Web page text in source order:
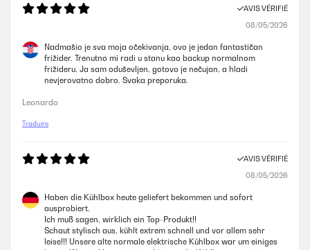
AVIS VÉRIFIÉ
08/05/2026
Nadmašio je sva moja očekivanja, ovo je jedan fantastičan
frižider. Trenutno mi radi u stanu kao backup normalnom
frižideru. Ja sam oduševljen, gotovo je nečujan, a hladi
nevjerovatno dobro. Svaka preporuka.
Leonardo
Traduire
AVIS VÉRIFIÉ
08/05/2026
Haben die Kühlbox heute geliefert bekommen und sofort
ausprobiert.
Ich muß sagen, wirklich ein Top-Produkt!!
Schaut stylisch aus, kühlt extrem schnell und vor allem sehr
leise!!! Unsere alte normale elektrische Kühlbox war um einiges